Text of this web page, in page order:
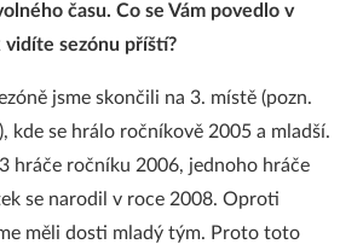
času. Co se Vám povedlo v
vidíte sezónu příští?
jsme skončili na 3. místě (pozn.
kde se hrálo ročníkově 2005 a mladší.
hráče ročníku 2006, jednoho hráče
se narodil v roce 2008. Oproti
měli dosti mladý tým. Proto toto